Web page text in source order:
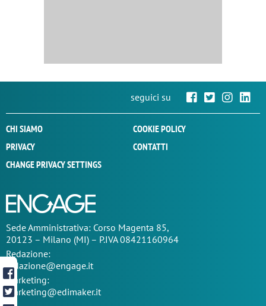
seguici su
CHI SIAMO
COOKIE POLICY
PRIVACY
CONTATTI
CHANGE PRIVACY SETTINGS
SedeAmministrativa: Corso Magenta 85,
20123 – Milano (MI) – P.IVA 08421160964
Redazione:
redazione@engage.it
Marketing:
marketing@edimaker.it